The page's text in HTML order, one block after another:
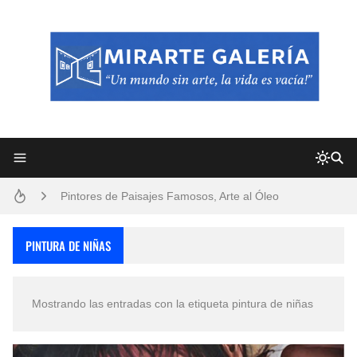
Pintores de Paisajes Famosos, Arte al Óleo
San Valentín Dibujos a Lápiz del 14 de Febrero
PINTURA DE NIÑAS
Mostrando las entradas con la etiqueta pintura de niñas